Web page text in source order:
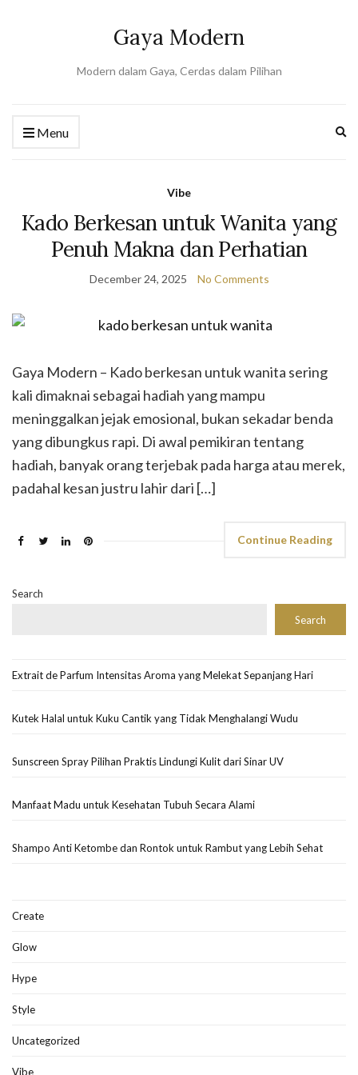
Gaya Modern
Modern dalam Gaya, Cerdas dalam Pilihan
Menu
Vibe
Kado Berkesan untuk Wanita yang
Penuh Makna dan Perhatian
December 24, 2025 No Comments
Gaya Modern – Kado berkesan untuk wanita sering
kali dimaknai sebagai hadiah yang mampu
meninggalkan jejak emosional, bukan sekadar benda
yang dibungkus rapi. Di awal pemikiran tentang
hadiah, banyak orang terjebak pada harga atau merek,
padahal kesan justru lahir dari […]
Continue Reading
Search
Search
Extrait de Parfum Intensitas Aroma yang Melekat Sepanjang Hari
Kutek Halal untuk Kuku Cantik yang Tidak Menghalangi Wudu
Sunscreen Spray Pilihan Praktis Lindungi Kulit dari Sinar UV
Manfaat Madu untuk Kesehatan Tubuh Secara Alami
Shampo Anti Ketombe dan Rontok untuk Rambut yang Lebih Sehat
Create
Glow
Hype
Style
Uncategorized
Vibe